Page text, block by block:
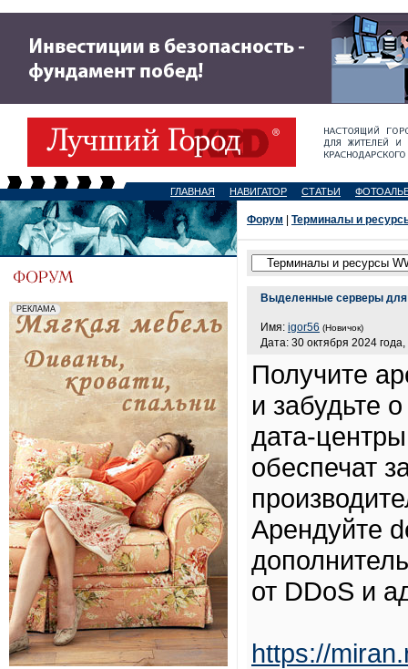
ГЛАВНАЯ НАВИГАТОР СТАТЬИ
Форум Терминалы и
Выделенные серверы для
Имя: igor56 (Новичок)
Дата: 30 октября 2024
Получите
и забудьте
дата-
обеспечат
Арендуйте
от DDoS и
https://